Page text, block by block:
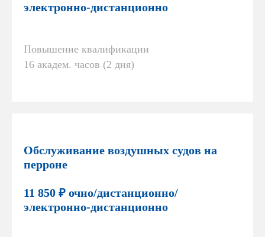
электронно-дистанционно
Повышение квалификации
16 академ. часов (2 дня)
Обслуживание воздушных судов на
перроне
11 850 ₽ очно/дистанционно/
электронно-дистанционно